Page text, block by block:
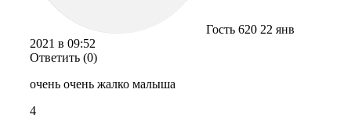
Гость 620 22 янв
2021 в 09:52
Ответить (0)
очень очень жалко малыша
4